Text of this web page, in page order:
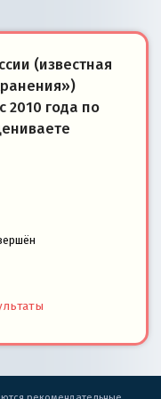
(известная
2010 года по